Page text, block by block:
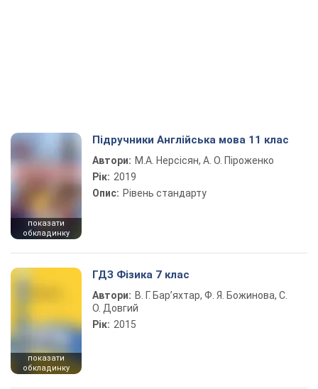
показати
обкладинку
Підручники Англійська мова 11 клас
Автори: М.А. Нерсісян, А. О. Піроженко
Рік: 2019
Опис: Рівень стандарту
показати
обкладинку
ГДЗ Фізика 7 клас
Автори: В. Г. Бар’яхтар, Ф. Я. Божинова, С.
О. Довгий
Рік: 2015